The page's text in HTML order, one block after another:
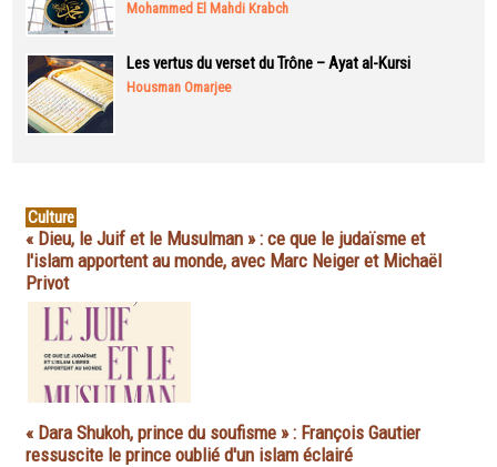
Mohammed El Mahdi Krabch
Les vertus du verset du Trône – Ayat al-Kursi
Housman Omarjee
Culture
« Dieu, le Juif et le Musulman » : ce que le judaïsme et
l'islam apportent au monde, avec Marc Neiger et Michaël
Privot
« Dara Shukoh, prince du soufisme » : François Gautier
ressuscite le prince oublié d'un islam éclairé